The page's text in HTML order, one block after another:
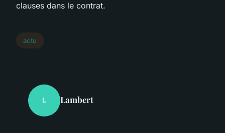
clauses dans le contrat.
actu
L Lambert